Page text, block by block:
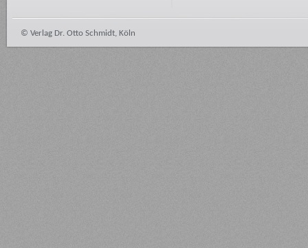
© Verlag Dr. Otto Schmidt, Köln